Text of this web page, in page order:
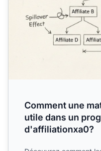
Comment une
utile dans un
d'affiliationxa0?